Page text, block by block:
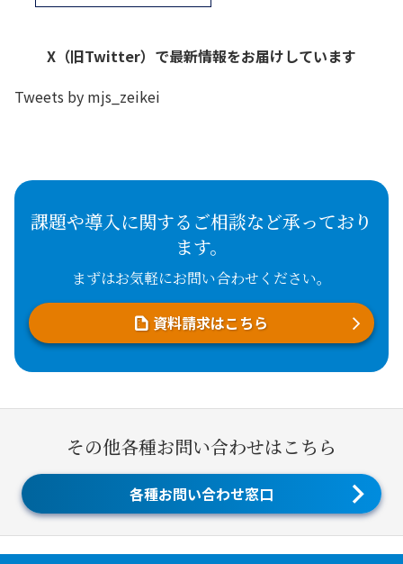
X（旧Twitter）で最新情報をお届けしています
Tweets by mjs_zeikei
課題や導入に関するご相談など承っており
ます。
まずはお気軽にお問い合わせください。
資料請求はこちら
その他各種お問い合わせはこちら
各種お問い合わせ窓口